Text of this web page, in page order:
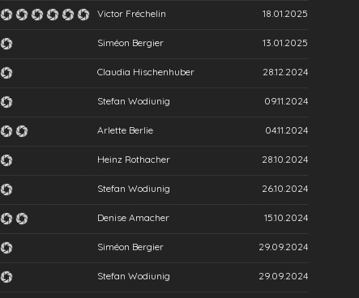
Victor Fréchelin 18.01.2025
Siméon Bergier 13.01.2025
Claudia Hischenhuber 28.12.2024
Stefan Wodiunig 09.11.2024
Arlette Berlie 04.11.2024
Heinz Rothacher 28.10.2024
Stefan Wodiunig 26.10.2024
Denise Amacher 15.10.2024
Siméon Bergier 29.09.2024
Stefan Wodiunig 29.09.2024